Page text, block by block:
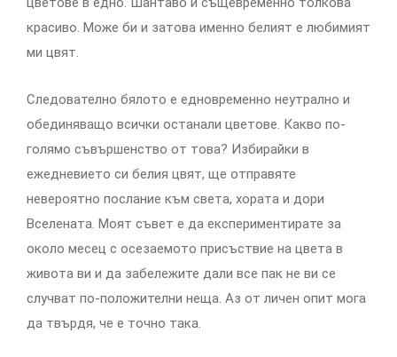
красиво. Може би и затова именно белият е любимият
ми цвят.
Следователно бялото е едновременно неутрално и
обединяващо всички останали цветове. Какво по-
голямо съвършенство от това? Избирайки в
ежедневието си белия цвят, ще отправяте
невероятно послание към света, хората и дори
Вселената. Моят съвет е да експериментирате за
около месец с осезаемото присъствие на цвета в
живота ви и да забележите дали все пак не ви се
случват по-положителни неща. Аз от личен опит мога
да твърдя, че е точно така.